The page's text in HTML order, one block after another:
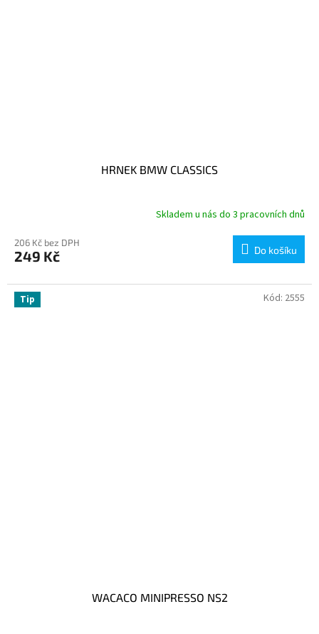
HRNEK BMW CLASSICS
Skladem u nás do 3 pracovních dnů
206 Kč bez DPH
249 Kč Do košíku
Tip
WACACO MINIPRESSO NS2
Kód: 2555